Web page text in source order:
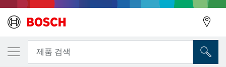
제품 검색